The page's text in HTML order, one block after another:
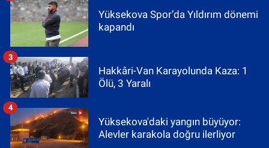
Yüksekova Spor’da Yıldırım dönemi
kapandı
Hakkâri-Van Karayolunda Kaza: 1
Ölü, 3 Yaralı
3
Yüksekova'daki yangın büyüyor:
Alevler karakola doğru ilerliyor
4